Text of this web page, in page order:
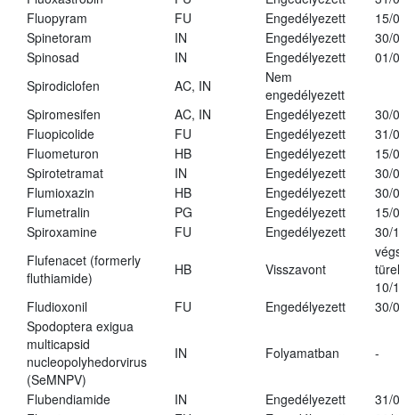
Fluopyram
FU Engedélyezett
15/
Spinetoram
IN Engedélyezett
30/
Spinosad
IN Engedélyezett
01/
Spirodiclofen
AC, IN
Nem
engedélyezett
Spiromesifen
AC, IN Engedélyezett
30/
Fluopicolide
FU Engedélyezett
31/
Fluometuron
HB Engedélyezett
15/
Spirotetramat
IN Engedélyezett
30/
Flumioxazin
HB Engedélyezett
30/
Flumetralin
PG Engedélyezett
15/
Spiroxamine
FU Engedélyezett
30/
Flufenacet (formerly
fluthiamide)
HB Visszavont
10/
Fludioxonil
FU Engedélyezett
30/
Spodoptera exigua
multicapsid
nucleopolyhedorvirus
(SeMNPV)
IN Folyamatban -
Flubendiamide IN Engedélyezett
31/